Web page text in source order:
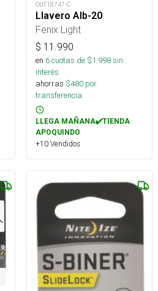
OUT18747-C
Llavero Alb-20
Fenix Light
$ 11.990
en 6cuotas de $1.998sin
interés
ahorras $480 por
transferencia.
LLEGA MAÑANA✔️TIENDA
APOQUINDO
+10 Vendidos